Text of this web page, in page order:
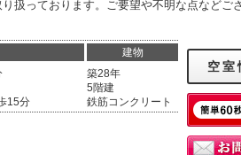
扱っております。ご要望や不明な点などご
建物
15分
築28年
5階建
鉄筋コンクリート
空室